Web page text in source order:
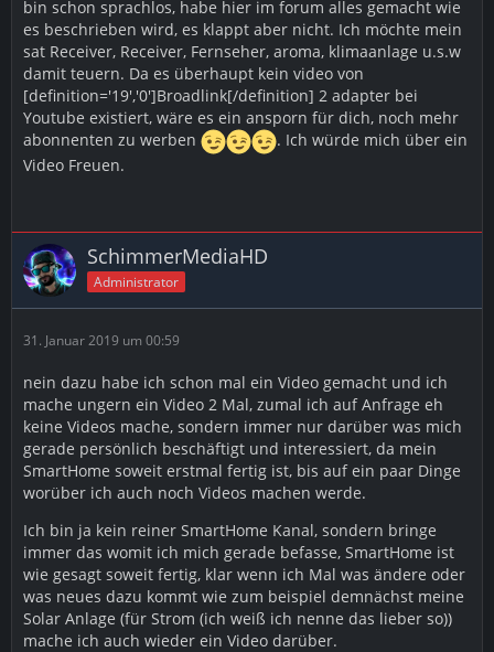
bin schon sprachlos, habe hier im forum alles gemacht wie
es beschrieben wird, es klappt aber nicht. Ich möchte mein
sat Receiver, Receiver, Fernseher, aroma, klimaanlage u.s.w
damit teuern. Da es überhaupt kein video von
[definition='19','0']Broadlink[/definition] 2 adapter bei
Youtube existiert, wäre es ein ansporn für dich, noch mehr
abonnenten zu werben
. Ich würde mich über ein
Video Freuen.
SchimmerMediaHD
Administrator
31. Januar 2019 um 00:59
nein dazu habe ich schon mal ein Video gemacht und ich
mache ungern ein Video 2 Mal, zumal ich auf Anfrage eh
keine Videos mache, sondern immer nur darüber was mich
gerade persönlich beschäftigt und interessiert, da mein
SmartHome soweit erstmal fertig ist, bis auf ein paar Dinge
worüber ich auch noch Videos machen werde.
Ich bin ja kein reiner SmartHome Kanal, sondern bringe
immer das womit ich mich gerade befasse, SmartHome ist
wie gesagt soweit fertig, klar wenn ich Mal was ändere oder
was neues dazu kommt wie zum beispiel demnächst meine
Solar Anlage (für Strom (ich weiß ich nenne das lieber so))
mache ich auch wieder ein Video darüber.